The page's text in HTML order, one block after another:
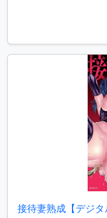
接待妻熟成【デジタ